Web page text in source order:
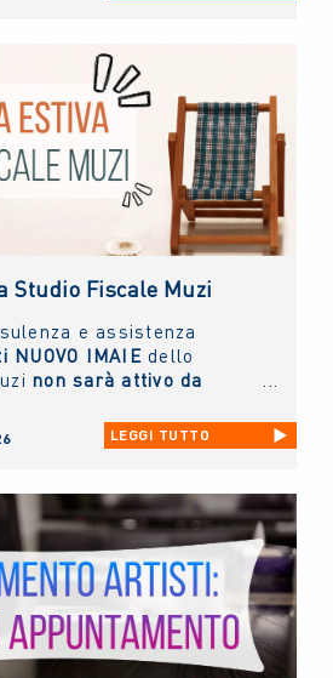
Studio Fiscale Muzi
e assistenza
NUOVO IMAIE dello
non sarà attivo da
LEGGI TUTTO